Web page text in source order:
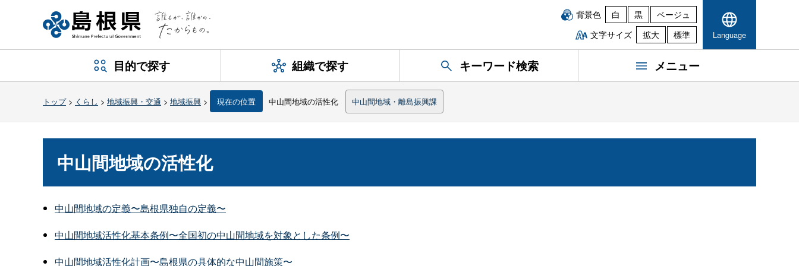
背景色 白 黒
ベージュ
文字サイズ
拡大 標準 Language
目的で探す 組織で探す キーワード検索 メニュー
トップ> くらし > 地域振興・交通 > 地域振興 > 現在の位置 中山間地域の活性化 中山間地域・離島振興課
中山間地域の活性化
中山間地域の定義〜島根県独自の定義〜
中山間地域活性化基本条例〜全国初の中山間地域を対象とした条例〜
中山間地域活性化計画〜島根県の具体的な中山間施策〜